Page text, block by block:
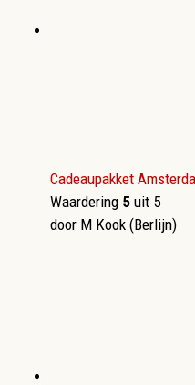
Cadeaupakket
Waardering 5 uit 5
door M Kook (Berlijn)